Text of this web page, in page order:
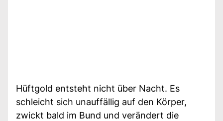
Hüftgold entsteht nicht über Nacht. Es
schleicht sich unauffällig auf den Körper,
zwickt bald im Bund und verändert die